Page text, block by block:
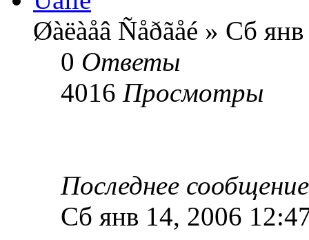
Øàëàåâ Ñåðãåé » Сб
0 Ответы
4016 Просмотры
Последнее
Сб янв 14, 2006